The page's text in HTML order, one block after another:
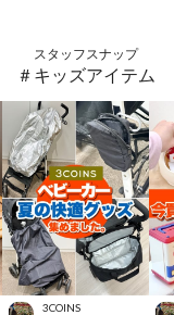
スタッフスナップ
＃キッズアイテム
3COINS